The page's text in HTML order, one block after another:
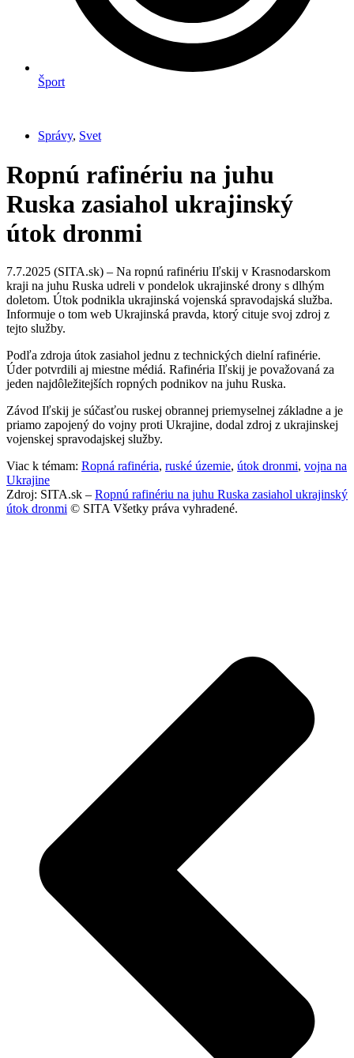
Šport
Správy, Svet
Ropnú rafinériu na juhu
Ruska zasiahol ukrajinský
útok dronmi
7.7.2025 (SITA.sk) – Na ropnú rafinériu Iľskij v Krasnodarskom
kraji na juhu Ruska udreli v pondelok ukrajinské drony s dlhým
doletom. Útok podnikla ukrajinská vojenská spravodajská služba.
Informuje o tom web Ukrajinská pravda, ktorý cituje svoj zdroj z
tejto služby.
Podľa zdroja útok zasiahol jednu z technických dielní rafinérie.
Úder potvrdili aj miestne médiá. Rafinéria Iľskij je považovaná za
jeden najdôležitejších ropných podnikov na juhu Ruska.
Závod Iľskij je súčasťou ruskej obrannej priemyselnej základne a je
priamo zapojený do vojny proti Ukrajine, dodal zdroj z ukrajinskej
vojenskej spravodajskej služby.
Viac k témam: Ropná rafinéria, ruské územie, útok dronmi, vojna na
Ukrajine
Zdroj: SITA.sk – Ropnú rafinériu na juhu Ruska zasiahol ukrajinský
útok dronmi © SITA Všetky práva vyhradené.